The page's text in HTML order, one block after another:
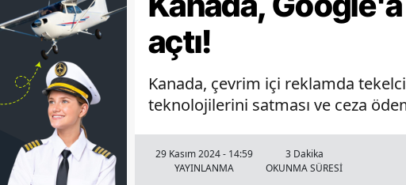
açtı!
Kanada, çevrim içi reklamda
teknolojilerini satması ve ceza
29 Kasım 2024 - 14:59
YAYINLANMA
3 Dakika
OKUNMA SÜRESİ